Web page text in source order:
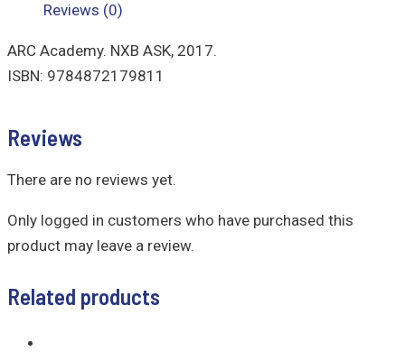
Reviews (0)
ARC Academy. NXB ASK, 2017.
ISBN: 9784872179811
Reviews
There are no reviews yet.
Only logged in customers who have purchased this
product may leave a review.
Related products